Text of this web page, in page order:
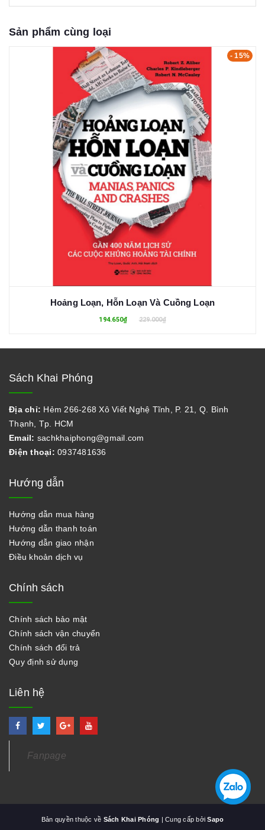
Sản phẩm cùng loại
- 15%
Hoảng Loạn, Hỗn Loạn Và Cuồng Loạn
194.650₫ 229.000₫
Sách Khai Phóng
Địa chỉ: Hẻm 266-268 Xô Viết Nghệ Tĩnh, P. 21, Q. Bình
Thạnh, Tp. HCM
Email: sachkhaiphong@gmail.com
Điện thoại: 0937481636
Hướng dẫn
Hướng dẫn mua hàng
Hướng dẫn thanh toán
Hướng dẫn giao nhận
Điều khoản dịch vụ
Chính sách
Chính sách bảo mật
Chính sách vận chuyển
Chính sách đổi trả
Quy định sử dụng
Liên hệ
Fanpage
Bản quyền thuộc về Sách Khai Phóng | Cung cấp bởiSapo